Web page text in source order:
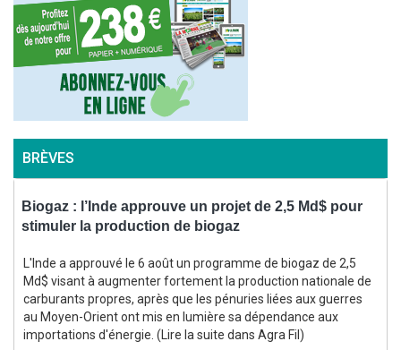
BRÈVES
Biogaz : l’Inde approuve un projet de 2,5 Md$ pour
stimuler la production de biogaz
L'Inde a approuvé le 6 août un programme de biogaz de 2,5
Md$ visant à augmenter fortement la production nationale de
carburants propres, après que les pénuries liées aux guerres
au Moyen-Orient ont mis en lumière sa dépendance aux
importations d'énergie. (Lire la suite dans Agra Fil)